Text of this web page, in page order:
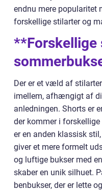
endnu mere popularitet
forskellige stilarter og
**Forskellige
Der er et væld af
imellem, afhængigt af
anledningen. Shorts er
der kommer i
er en anden klassisk
giver et mere formelt
og luftige bukser med
skaber en unik silhuet.
benbukser, der er lette